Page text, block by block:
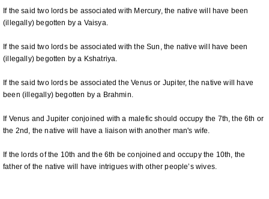
If the said two lords be associated with Mercury, the native will have been
(illegally) begotten by a Vaisya.
If the said two lords be associated with the Sun, the native will have been
(illegally) begotten by a Kshatriya.
If the said two lords be associated the Venus or Jupiter, the native will have
been (illegally) begotten by a Brahmin.
If Venus and Jupiter conjoined with a malefic should occupy the 7th, the 6th or
the 2nd, the native will have a liaison with another man's wife.
If the lords of the 10th and the 6th be conjoined and occupy the 10th, the
father of the native will have intrigues with other people’s wives.